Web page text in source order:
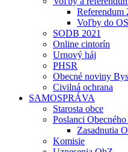
Referendum
Voľby do
SODB 2021
Online cintorín
Urnový háj
PHSR
Obecné noviny
Civilná ochrana
SAMOSPRÁVA
Starosta obce
Poslanci
Zasadnutia
Komisie